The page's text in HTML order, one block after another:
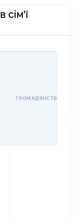
сім'ї
ГРОМАДЯНСТВО